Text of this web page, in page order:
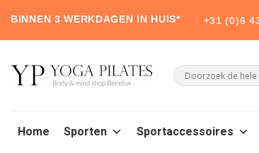
content
BINNEN 3 WERKDAGEN IN HUIS* +31 (0)6
Home Sporten Sportaccessoires